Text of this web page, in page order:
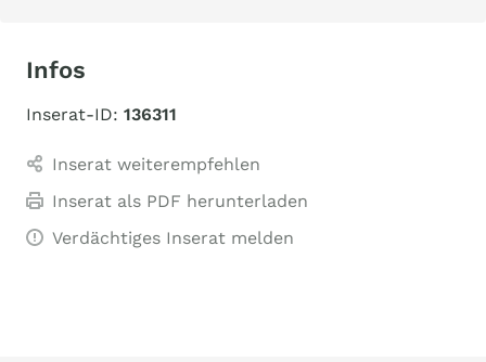
Infos
Inserat-ID: 136311
Inserat weiterempfehlen
Inserat als PDF herunterladen
Verdächtiges Inserat melden